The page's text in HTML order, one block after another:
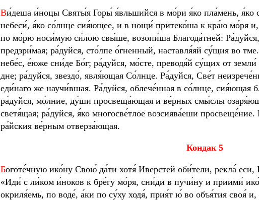
Ви́деша и́ноцы Святы́я Горы́ я́вльшийся в мо́ри я́ко пла́мень, я́ко
небеси́, я́ко со́лнце сия́ющее, и в нощи́ притеко́ша к кра́ю мо́ря
по мо́рю носи́мую си́лою свы́ше, возопи́ша Благода́тней:
предзри́мая; ра́дуйся, сто́лпе о́гненный, наставля́яй су́щия во
небе́с, е́юже сни́де Бо́г; ра́дуйся, мо́сте, преводя́й су́щих от земли́
дне; ра́дуйся, звездо́, явля́ющая Со́лнце. Ра́дуйся, Све́т
еди́наго же научи́вшая. Ра́дуйся, облече́нная в со́лнце, сия́ющая
ра́дуйся, мо́лние, ду́ши просвеща́ющая и ве́рных смы́слы
светя́щая; ра́дуйся, я́ко многосве́тлое возсиява́еши
ра́йския ве́рным отверза́ющая.
Кондак 5
Боготе́чную ико́ну Свою́ да́ти хотя́ Иверстей оби́тели, рекла́
«Иди́ с ли́ком и́ноков к бре́гу мо́ря, сни́ди в пучи́ну и приими́
окриля́емь, по воде́, а́ки по су́ху ходя́, прия́т ю́ во объя́тия своя́